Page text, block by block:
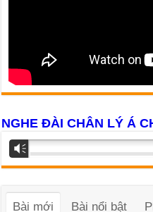
NGHE ĐÀI CHÂN LÝ Á
Trình
phát
âm
Vm
Bài mới Bài nổi bật